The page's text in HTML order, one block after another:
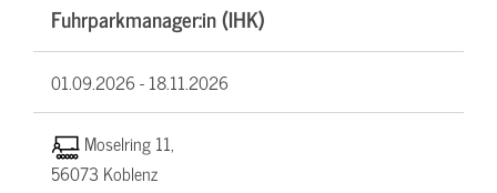
Fuhrparkmanager:in (IHK)
01.09.2026 -18.11.2026
Moselring 11,
56073 Koblenz